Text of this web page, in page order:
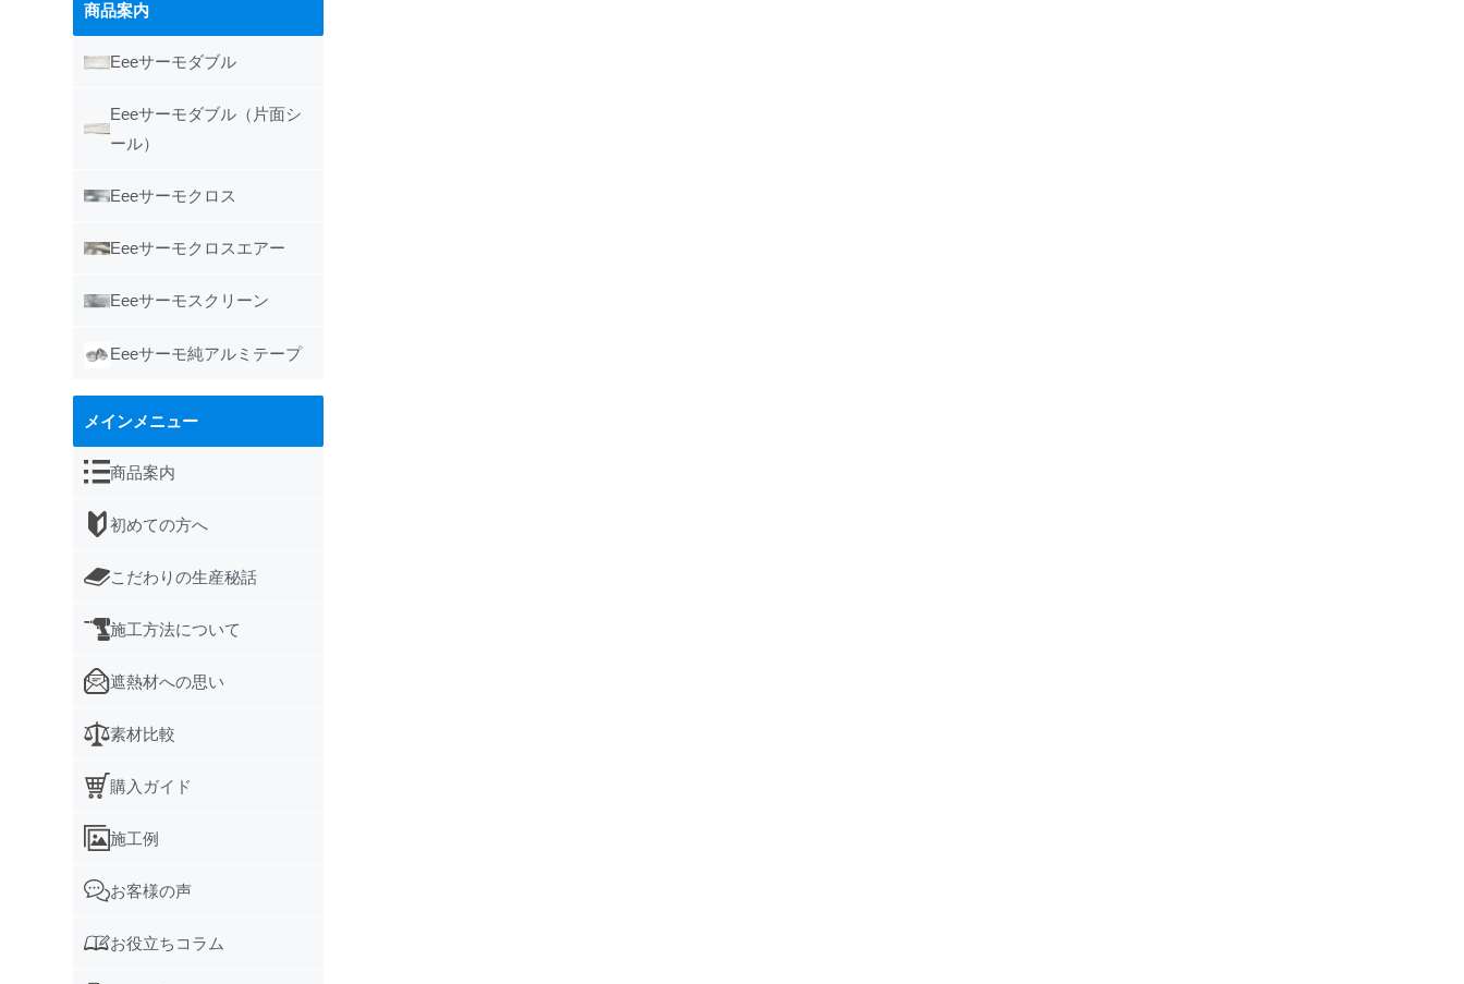
商品案内
Eeeサーモダブル
Eeeサーモダブル（片面シ
ール）
Eeeサーモクロス
Eeeサーモクロスエアー
Eeeサーモスクリーン
Eeeサーモ純アルミテープ
メインメニュー
商品案内
初めての方へ
こだわりの生産秘話
施工方法について
遮熱材への思い
素材比較
購入ガイド
施工例
お客様の声
お役立ちコラム